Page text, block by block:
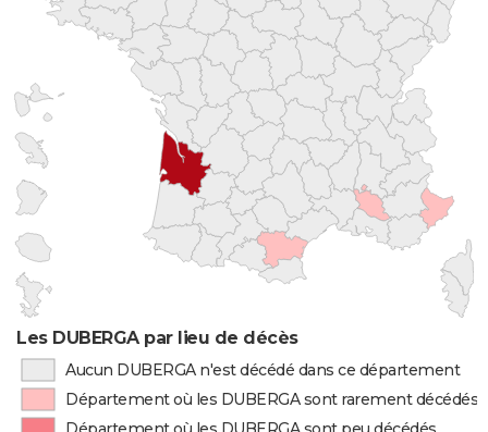
Les DUBERGA par lieu de décès
Aucun DUBERGA n'est décédé dans ce département
Département où les DUBERGA sont rarement décédés